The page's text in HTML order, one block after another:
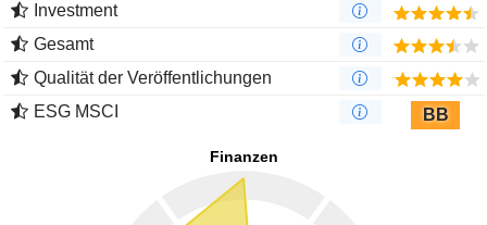
Investment
Gesamt
Qualität der Veröffentlichungen
ESG MSCI
BB